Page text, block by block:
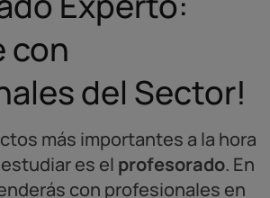
con
del Sector!
más importantes a la hora
es el profesorado. En
con profesionales en